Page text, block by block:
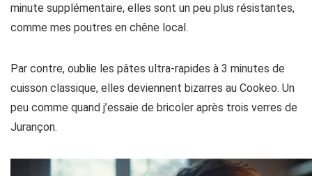
minute supplémentaire, elles sont un peu plus résistantes,
comme mes poutres en chêne local.
Par contre, oublie les pâtes ultra-rapides à 3 minutes de
cuisson classique, elles deviennent bizarres au Cookeo. Un
peu comme quand j’essaie de bricoler après trois verres de
Jurançon.